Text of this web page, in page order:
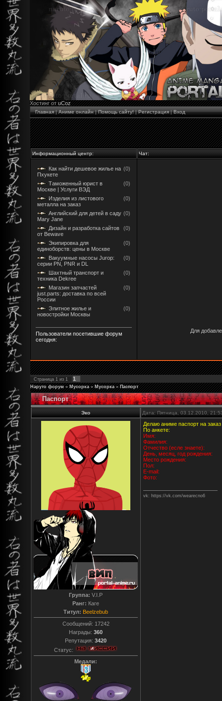
Хостинг отuCoz
Главная|Аниме онлайн|Помощь сайту!|Регистрация|Вход
Информационный центр: Чат:
Как найти дешевое жилье на
Пхукете
(0)
Таможенный юрист в
Москве | Услуги ВЭД
(0)
Изделия из листового
металла на заказ
(0)
Английский для детей в саду
Mary Jane
(0)
Дизайн и разработка сайтов
от Bewave
(0)
Экипировка для
единоборств: цены в Москве
(0)
Вакуумные насосы Jurop:
серии PN, PNR и DL
(0)
Шахтный транспорт и
техника Dekree
(0)
Магазин запчастей
just.parts: доставка по всей
России
(0)
Элитное жилье и
новостройки Москвы
(0)
Пользователи посетившие форум
сегодня:
Для
Страница 1 из 1 1
Наруто форум » Мусорка » Мусорка » Паспорт
Паспорт
Эко Дата: Пятница, 03.12.2010,
Группа: V.I.P
Ранг: Каге
Титул: Beelzebub
Сообщений: 17242
Награды: 360
Репутация: 3420
Статус:
Медали:
Делаю аниме паспорт на заказ
По анкете:
Имя:
Фамилия:
Отчество (есле знаете):
День, месяц, год рождения:
Место рождения:
Пол:
E-mail:
Фото:
vk: https://vk.com/wearecno6